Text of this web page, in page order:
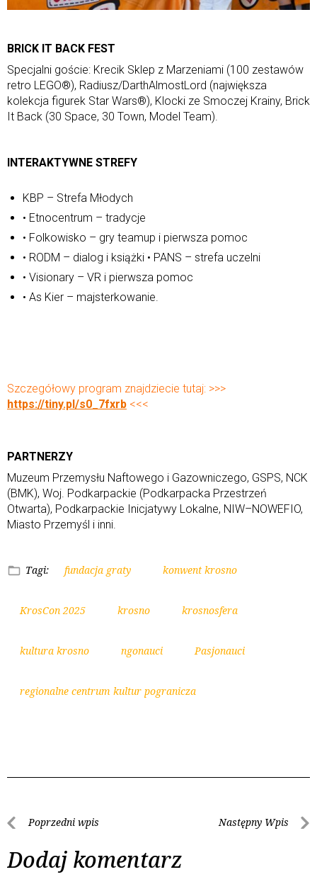
BRICK IT BACK FEST
Specjalni goście: Krecik Sklep z Marzeniami (100 zestawów
retro LEGO®), Radiusz/DarthAlmostLord (największa
kolekcja figurek Star Wars®), Klocki ze Smoczej Krainy, Brick
It Back (30 Space, 30 Town, Model Team).
INTERAKTYWNE STREFY
KBP – Strefa Młodych
• Etnocentrum – tradycje
• Folkowisko – gry teamup i pierwsza pomoc
• RODM – dialog i książki • PANS – strefa uczelni
• Visionary – VR i pierwsza pomoc
• As Kier – majsterkowanie.
Szczegółowy program znajdziecie tutaj: >>>
https://tiny.pl/s0_7fxrb <<<
PARTNERZY
Muzeum Przemysłu Naftowego i Gazowniczego, GSPS, NCK
(BMK), Woj. Podkarpackie (Podkarpacka Przestrzeń
Otwarta), Podkarpackie Inicjatywy Lokalne, NIW–NOWEFIO,
Miasto Przemyśl i inni.
Tagi: fundacja graty konwent krosno
KrosCon 2025 krosno krosnosfera
kultura krosno ngonauci Pasjonauci
regionalne centrum kultur pogranicza
Poprzedni wpis Następny Wpis
Dodaj komentarz